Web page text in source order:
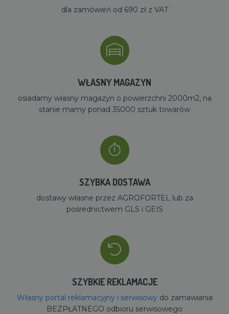
dla zamówień od 690 zł z VAT
WŁASNY MAGAZYN
osiadamy własny magazyn o powierzchni 2000m2, na
stanie mamy ponad 35000 sztuk towarów
SZYBKA DOSTAWA
dostawy własne przez AGROFORTEL lub za
pośrednictwem GLS i GEIS
SZYBKIE REKLAMACJE
Własny portal reklamacyjny i serwisowydo zamawiania
BEZPŁATNEGO odbioru serwisowego